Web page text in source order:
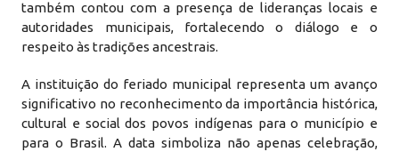
também contou com a presença de lideranças locais e
autoridades municipais, fortalecendo o diálogo e o
respeito às tradições ancestrais.
A instituição do feriado municipal representa um avanço
significativo no reconhecimento da importância histórica,
cultural e social dos povos indígenas para o município e
para o Brasil. A data simboliza não apenas celebração,